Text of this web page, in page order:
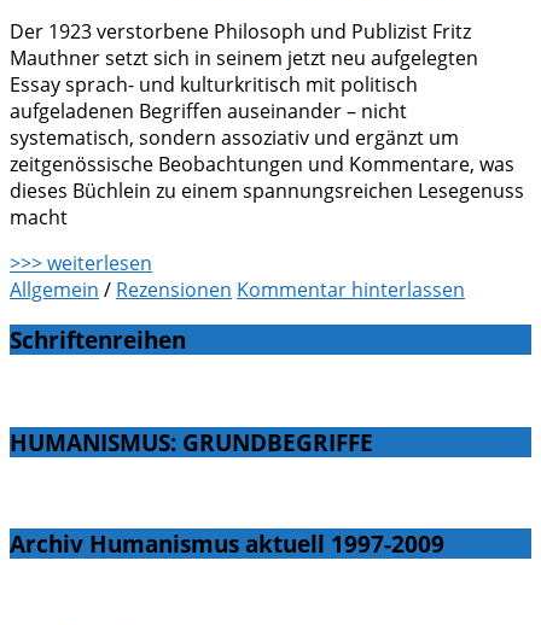
Der 1923 verstorbene Philosoph und Publizist Fritz
Mauthner setzt sich in seinem jetzt neu aufgelegten
Essay sprach- und kulturkritisch mit politisch
aufgeladenen Begriffen auseinander – nicht
systematisch, sondern assoziativ und ergänzt um
zeitgenössische Beobachtungen und Kommentare, was
dieses Büchlein zu einem spannungsreichen Lesegenuss
macht
>>> weiterlesen
Allgemein / Rezensionen Kommentar hinterlassen
Schriftenreihen
HUMANISMUS: GRUNDBEGRIFFE
Archiv Humanismus aktuell 1997-2009